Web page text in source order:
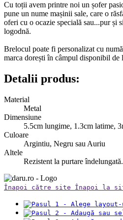
Cu toții avem printre noi un șofer
pune un nume mașinii sale, care o
oferi cu o ocazie specială sau...pur și
logodnă.
Brelocul poate fi personalizat cu
marca dorești în câmpul disponibil
Detalii produs:
Material
Metal
Dimensiune
5.5cm lungime, 1.3cm latime,
Culoare
Argintiu, Negru sau Auriu
Altele
Rezistent la purtare îndelungată.
Înapoi către site Înapoi la